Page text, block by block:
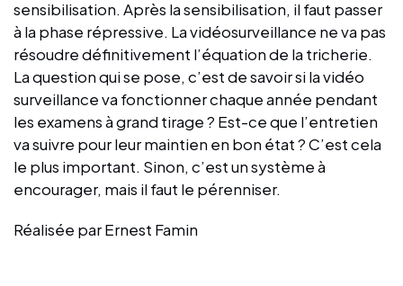
sensibilisation. Après la sensibilisation, il faut passer
à la phase répressive. La vidéosurveillance ne va pas
résoudre définitivement l’équation de la tricherie.
La question qui se pose, c’est de savoir si la vidéo
surveillance va fonctionner chaque année pendant
les examens à grand tirage ? Est-ce que l’entretien
va suivre pour leur maintien en bon état ? C’est cela
le plus important. Sinon, c’est un système à
encourager, mais il faut le pérenniser.
Réalisée par Ernest Famin